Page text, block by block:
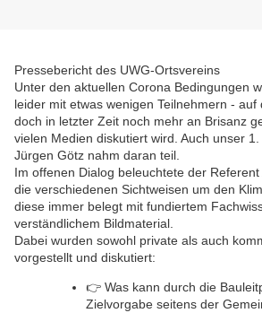
Pressebericht des UWG-Ortsvereins
Unter den aktuellen Corona Bedingungen
leider mit etwas wenigen Teilnehmern -
doch in letzter Zeit noch mehr an Brisanz
vielen Medien diskutiert wird. Auch unser 1.
Jürgen Götz nahm daran teil.
Im offenen Dialog beleuchtete der
die verschiedenen Sichtweisen um den
diese immer belegt mit fundiertem
verständlichem Bildmaterial.
Dabei wurden sowohl private als auch
vorgestellt und diskutiert:
👉 Was kann durch die
Zielvorgabe seitens der